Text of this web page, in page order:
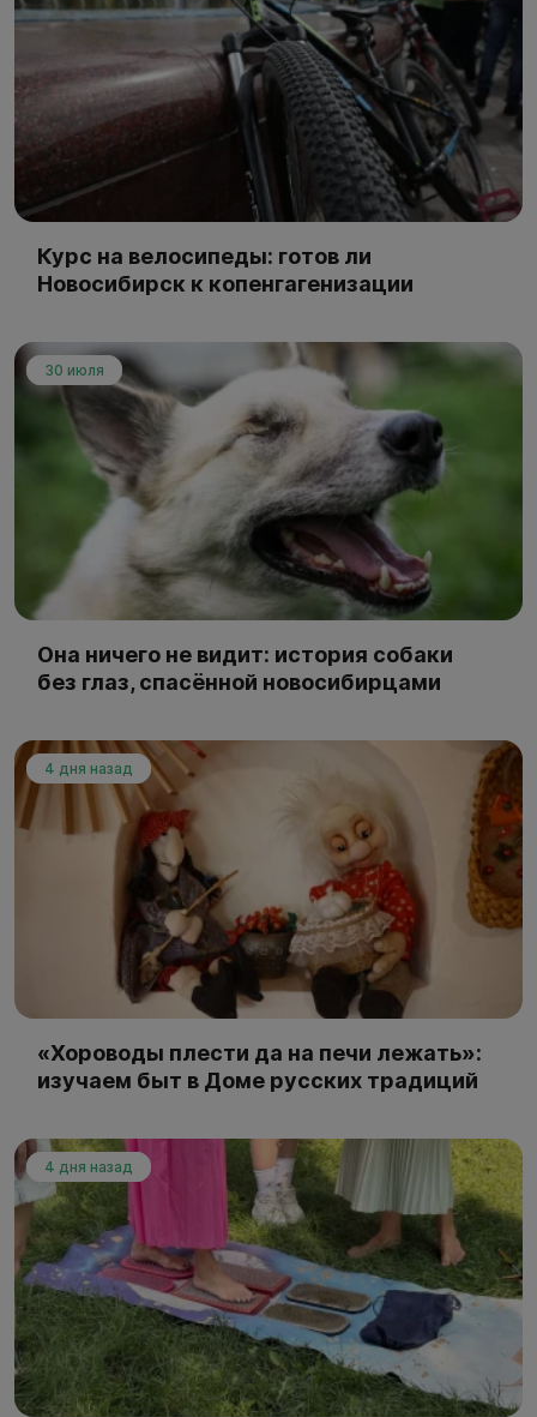
Курс на велосипеды: готов ли
Новосибирск к копенгагенизации
30 июля
Она ничего не видит: история собаки
без глаз, спасённой новосибирцами
4 дня назад
«Хороводы плести да на печи лежать»:
изучаем быт в Доме русских традиций
4 дня назад